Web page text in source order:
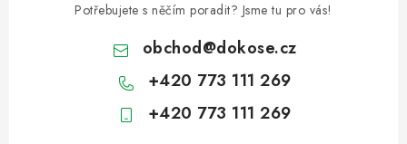
Potřebujete s něčím poradit? Jsme tu pro vás!
obchod@dokose.cz
+420 773 111 269
+420 773 111 269